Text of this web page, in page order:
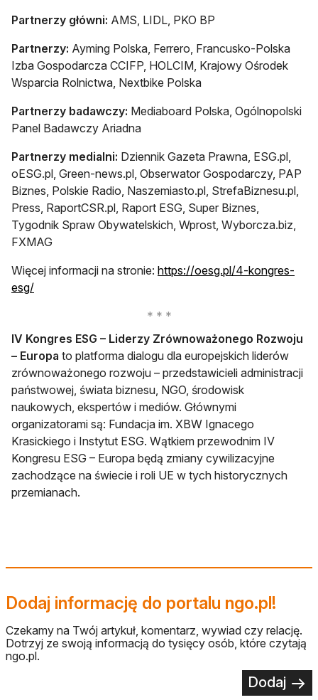
Partnerzy główni: AMS, LIDL, PKO BP
Partnerzy: Ayming Polska, Ferrero, Francusko-Polska
Izba Gospodarcza CCIFP, HOLCIM, Krajowy Ośrodek
Wsparcia Rolnictwa, Nextbike Polska
Partnerzy badawczy: Mediaboard Polska, Ogólnopolski
Panel Badawczy Ariadna
Partnerzy medialni: Dziennik Gazeta Prawna, ESG.pl,
oESG.pl, Green-news.pl, Obserwator Gospodarczy, PAP
Biznes, Polskie Radio, Naszemiasto.pl, StrefaBiznesu.pl,
Press, RaportCSR.pl, Raport ESG, Super Biznes,
Tygodnik Spraw Obywatelskich, Wprost, Wyborcza.biz,
FXMAG
Więcej informacji na stronie: https://oesg.pl/4-kongres-
esg/otwiera się w nowej karcie
IV Kongres ESG – Liderzy Zrównoważonego Rozwoju
– Europa to platforma dialogu dla europejskich liderów
zrównoważonego rozwoju – przedstawicieli administracji
państwowej, świata biznesu, NGO, środowisk
naukowych, ekspertów i mediów. Głównymi
organizatorami są: Fundacja im. XBW Ignacego
Krasickiego i Instytut ESG. Wątkiem przewodnim IV
Kongresu ESG – Europa będą zmiany cywilizacyjne
zachodzące na świecie i roli UE w tych historycznych
przemianach.
Dodaj informację do portalu ngo.pl!
Czekamy na Twój artykuł, komentarz, wywiad czy relację.
Dotrzyj ze swoją informacją do tysięcy osób, które czytają
ngo.pl.
Dodaj